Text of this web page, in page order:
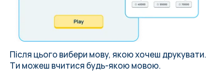
Після цього вибери мову, якою хочеш друкувати.
Ти можеш вчитися будь-якою мовою.